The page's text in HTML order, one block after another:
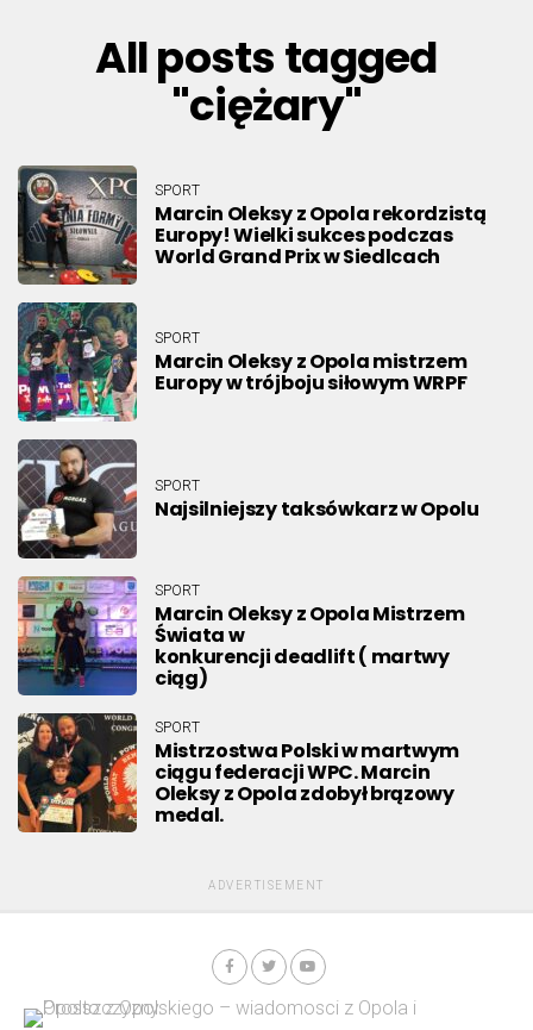
All posts tagged
"ciężary"
SPORT
Marcin Oleksy z Opola rekordzistą
Europy! Wielki sukces podczas
World Grand Prix w Siedlcach
SPORT
Marcin Oleksy z Opola mistrzem
Europy w trójboju siłowym WRPF
SPORT
Najsilniejszy taksówkarz w Opolu
SPORT
Marcin Oleksy z Opola Mistrzem
Świata w
konkurencji deadlift ( martwy
ciąg)
SPORT
Mistrzostwa Polski w martwym
ciągu federacji WPC. Marcin
Oleksy z Opola zdobył brązowy
medal.
ADVERTISEMENT